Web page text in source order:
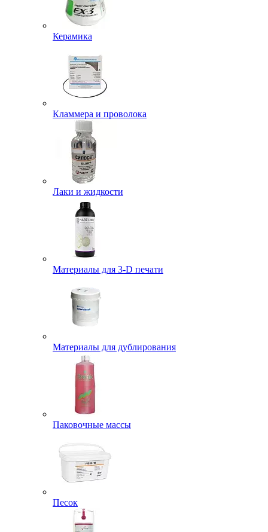
Керамика
Кламмера и проволока
Лаки и жидкости
Материалы для 3-D печати
Материалы для дублирования
Паковочные массы
Песок